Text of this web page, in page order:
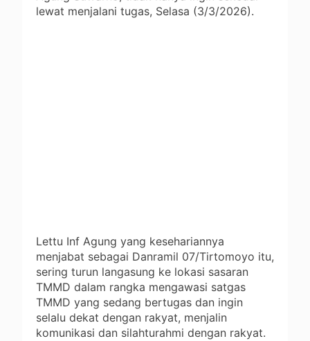
lewat menjalani tugas, Selasa (3/3/2026).
Lettu Inf Agung yang kesehariannya
menjabat sebagai Danramil 07/Tirtomoyo itu,
sering turun langasung ke lokasi sasaran
TMMD dalam rangka mengawasi satgas
TMMD yang sedang bertugas dan ingin
selalu dekat dengan rakyat, menjalin
komunikasi dan silahturahmi dengan rakyat.